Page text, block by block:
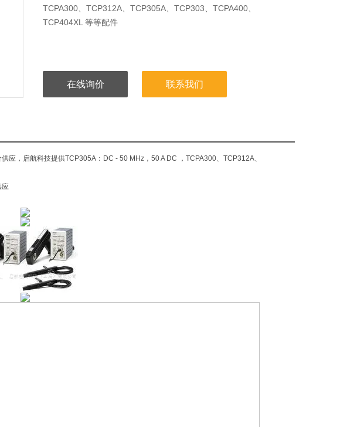
TCPA300、TCP312A、TCP305A、TCP303、TCPA400、
TCP404XL 等等配件
在线询价 联系我们
应，启航科技提供TCP305A：DC - 50 MHz，50 A DC ，TCPA300、TCP312A、
应